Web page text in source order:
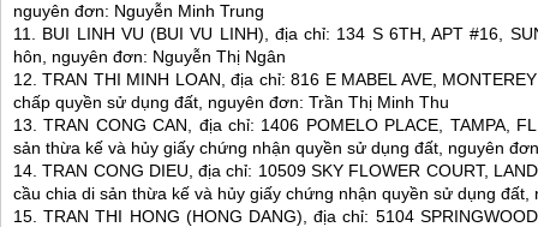
nguyên đơn: Nguyễn Minh Trung
11. BUI LINH VU (BUI VU LINH), địa chỉ: 134 S 6TH, APT #16,
hôn, nguyên đơn: Nguyễn Thị Ngân
12. TRAN THI MINH LOAN, địa chỉ: 816 E MABEL AVE,
chấp quyền sử dụng đất, nguyên đơn: Trần Thị Minh Thu
13. TRAN CONG CAN, địa chỉ: 1406 POMELO PLACE, TAMPA,
sản thừa kế và hủy giấy chứng nhận quyền sử dụng đất, nguyên
14. TRAN CONG DIEU, địa chỉ: 10509 SKY FLOWER COURT,
cầu chia di sản thừa kế và hủy giấy chứng nhận quyền sử dụng đất,
15. TRAN THI HONG (HONG DANG), địa chỉ: 5104